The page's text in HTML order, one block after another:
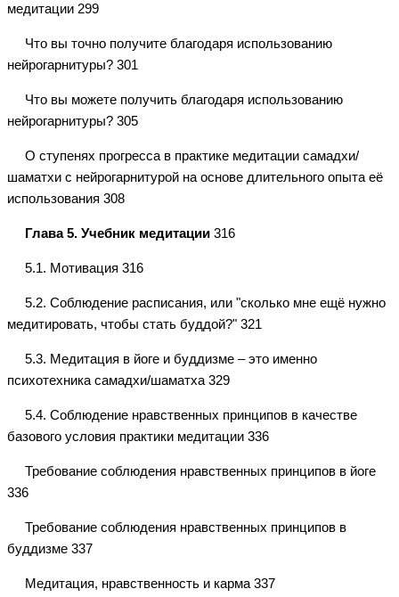
медитации 299
Что вы точно получите благодаря использованию
нейрогарнитуры? 301
Что вы можете получить благодаря использованию
нейрогарнитуры? 305
О ступенях прогресса в практике медитации самадхи/
шаматхи с нейрогарнитурой на основе длительного опыта её
использования 308
Глава 5. Учебник медитации 316
5.1. Мотивация 316
5.2. Соблюдение расписания, или "сколько мне ещё нужно
медитировать, чтобы стать буддой?" 321
5.3. Медитация в йоге и буддизме – это именно
психотехника самадхи/шаматха 329
5.4. Соблюдение нравственных принципов в качестве
базового условия практики медитации 336
Требование соблюдения нравственных принципов в йоге
336
Требование соблюдения нравственных принципов в
буддизме 337
Медитация, нравственность и карма 337